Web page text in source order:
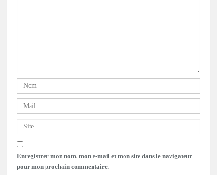
Enregistrer mon nom, mon e-mail et mon site dans le navigateur
pour mon prochain commentaire.